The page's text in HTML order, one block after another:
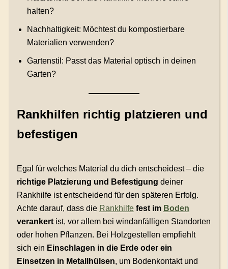
halten?
Nachhaltigkeit: Möchtest du kompostierbare
Materialien verwenden?
Gartenstil: Passt das Material optisch in deinen
Garten?
Rankhilfen richtig platzieren und
befestigen
Egal für welches Material du dich entscheidest – die
richtige Platzierung und Befestigung deiner
Rankhilfe ist entscheidend für den späteren Erfolg.
Achte darauf, dass die Rankhilfe fest im Boden
verankertist, vor allem bei windanfälligen Standorten
oder hohen Pflanzen. Bei Holzgestellen empfiehlt
sich ein Einschlagen in die Erde oder ein
Einsetzen in Metallhülsen, um Bodenkontakt und